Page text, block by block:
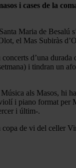
i cases de la
Maria de
el Mas Subiràs
d’una
i tindran un
als Masos, hi
i piano format
i últim-.
copa de vi del celler